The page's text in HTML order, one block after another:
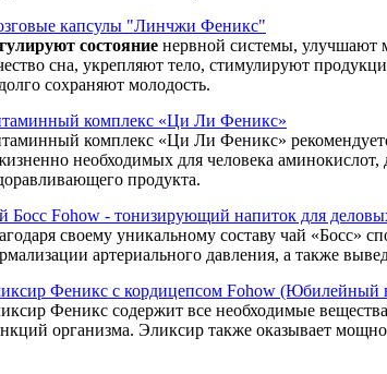
капсулы "Линчжи Феникс"
состояние нервной системы, улучшают
сна, укрепляют тело, стимулируют
сохраняют молодость.
комплекс «Ци Ли Феникс»
комплекс «Ци Ли Феникс»
необходимых для человека
продукта.
Босс Fohow - тонизирующий напиток для
своему уникальному составу чай «Босс»
артериального давления, а также
Феникс с кордицепсом Fohow (Юбилейный
Феникс содержит все необходимые
организма. Эликсир также оказывает